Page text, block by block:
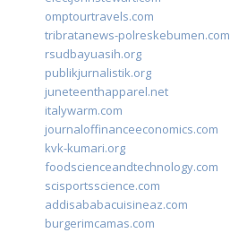
omptourtravels.com
tribratanews-polreskebumen.com
rsudbayuasih.org
publikjurnalistik.org
juneteenthapparel.net
italywarm.com
journaloffinanceeconomics.com
kvk-kumari.org
foodscienceandtechnology.com
scisportsscience.com
addisababacuisineaz.com
burgerimcamas.com